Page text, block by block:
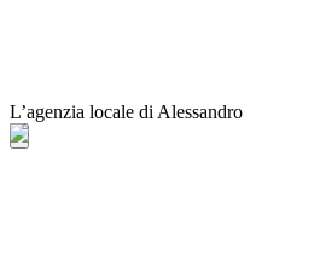
L’agenzia locale di Alessandro